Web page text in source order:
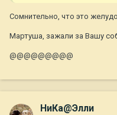
Сомнительно, что это
Мартуша, зажали за Вашу
@@@@@@@@@
НиКа@Элли